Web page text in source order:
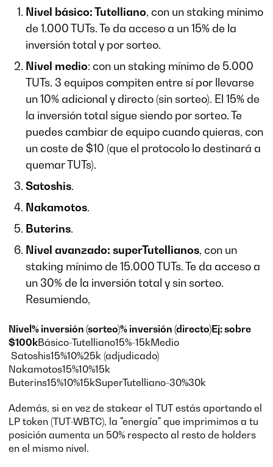
Nivel básico: Tutelliano, con un staking mínimo
de 1.000 TUTs. Te da acceso a un 15% de la
inversión total y por sorteo.
Nivel medio: con un staking mínimo de 5.000
TUTs. 3 equipos compiten entre sí por llevarse
un 10% adicional y directo (sin sorteo). El 15% de
la inversión total sigue siendo por sorteo. Te
puedes cambiar de equipo cuando quieras, con
un coste de $10 (que el protocolo lo destinará a
quemar TUTs).
Satoshis.
Nakamotos.
Buterins.
Nivel avanzado: superTutellianos, con un
staking mínimo de 15.000 TUTs. Te da acceso a
un 30% de la inversión total y sin sorteo.
Resumiendo,
Nivel% inversión (sorteo)% inversión (directo)Ej: sobre
$100kBásico-Tutelliano15%-15kMedio
Satoshis15%10%25k (adjudicado)
Nakamotos15%10%15k
Buterins15%10%15kSuperTutelliano-30%30k
Además, si en vez de stakear el TUT estás aportando el
LP token (TUT-WBTC), la "energía" que imprimimos a tu
posición aumenta un 50% respecto al resto de holders
en el mismo nivel.